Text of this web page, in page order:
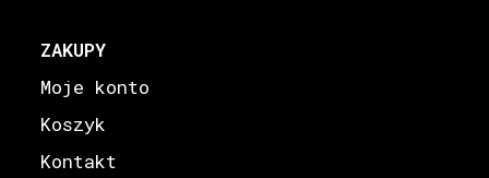
ZAKUPY
Moje konto
Koszyk
Kontakt